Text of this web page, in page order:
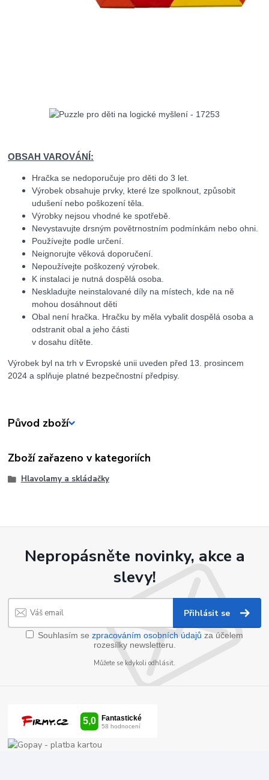
OBSAH VAROVÁNÍ:
Hračka se nedoporučuje pro děti do 3 let.
Výrobek obsahuje prvky, které lze spolknout, způsobit
udušení nebo poškození těla.
Výrobky nejsou vhodné ke spotřebě.
Nevystavujte drsným povětrnostním podmínkám nebo ohni.
Používejte podle určení.
Neignorujte věková doporučení.
Nepoužívejte poškozený výrobek.
K instalaci je nutná dospělá osoba.
Neskladujte neinstalované díly na místech, kde na ně
mohou dosáhnout děti
Obal není hračka. Hračku by měla vybalit dospělá osoba a
odstranit obal a jeho části
v dosahu dítěte.
Výrobek byl na trh v Evropské unii uveden před 13. prosincem
2024 a splňuje platné bezpečnostní předpisy.
Původ zboží
Zboží zařazeno v kategoriích
Hlavolamy a skládačky
Nepropásněte novinky, akce a
slevy!
Přihlásit se
Souhlasím se zpracováním osobních údajů za účelem
rozesílky newsletteru.
Můžete se kdykoli odhlásit.